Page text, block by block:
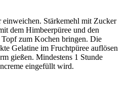
einweichen. Stärkemehl mit Zucker
dem Himbeerpüree und den
zum Kochen bringen. Die
Gelatine im Fruchtpüree auflösen
gießen. Mindestens 1 Stunde
eingefüllt wird.